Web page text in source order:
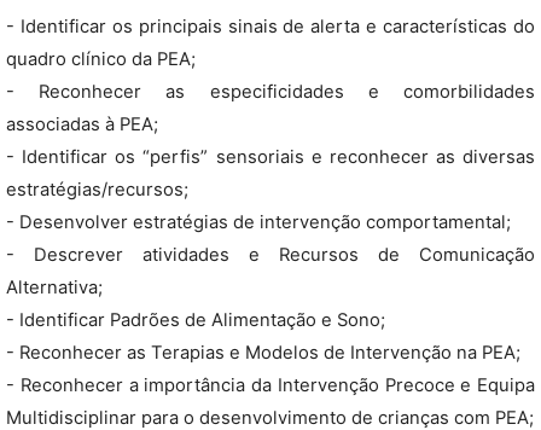
- Identificar os principais sinais de alerta e características do
quadro clínico da PEA;
- Reconhecer as especificidades e comorbilidades
associadas à PEA;
- Identificar os “perfis” sensoriais e reconhecer as diversas
estratégias/recursos;
- Desenvolver estratégias de intervenção comportamental;
- Descrever atividades e Recursos de Comunicação
Alternativa;
- Identificar Padrões de Alimentação e Sono;
- Reconhecer as Terapias e Modelos de Intervenção na PEA;
- Reconhecer a importância da Intervenção Precoce e Equipa
Multidisciplinar para o desenvolvimento de crianças com PEA;